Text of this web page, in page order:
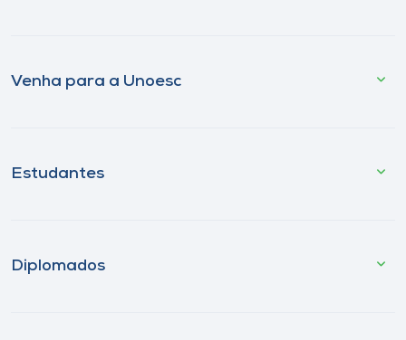
Venha para a Unoesc
Estudantes
Diplomados